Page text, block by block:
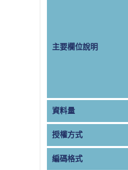
主要欄位說明
資料量
授權方式
編碼格式